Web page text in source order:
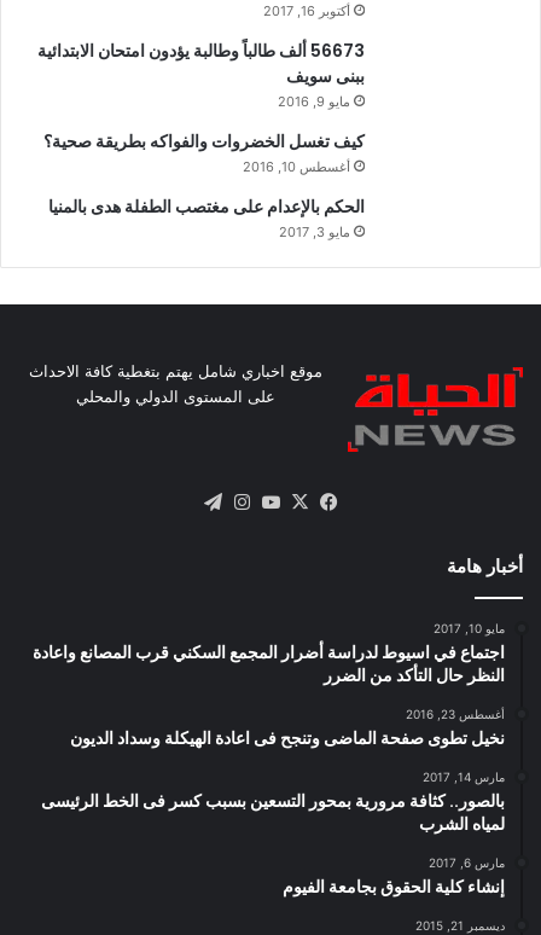
أكتوبر 16, 2017
56673 ألف طالباً وطالبة يؤدون امتحان الابتدائية
ببنى سويف
مايو 9, 2016
كيف تغسل الخضروات والفواكه بطريقة صحية؟
أغسطس 10, 2016
الحكم بالإعدام على مغتصب الطفلة هدى بالمنيا
مايو 3, 2017
موقع اخباري شامل يهتم بتغطية كافة الاحداث
على المستوى الدولي والمحلي
فيسبوك
X يوتيوبانستقرام
أخبار هامة
مايو 10, 2017
اجتماع في اسيوط لدراسة أضرار المجمع السكني قرب المصانع واعادة
النظر حال التأكد من الضرر
أغسطس 23, 2016
نخيل تطوى صفحة الماضى وتنجح فى اعادة الهيكلة وسداد الديون
مارس 14, 2017
بالصور.. كثافة مرورية بمحور التسعين بسبب كسر فى الخط الرئيسى
لمياه الشرب
مارس 6, 2017
إنشاء كلية الحقوق بجامعة الفيوم
ديسمبر 21, 2015